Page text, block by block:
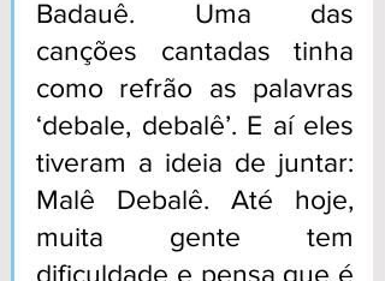
Badauê. Uma das
canções cantadas tinha
como refrão as palavras
‘debale, debalê’. E aí eles
tiveram a ideia de juntar:
Malê Debalê. Até hoje,
muita gente tem
dificuldade e pensa que é